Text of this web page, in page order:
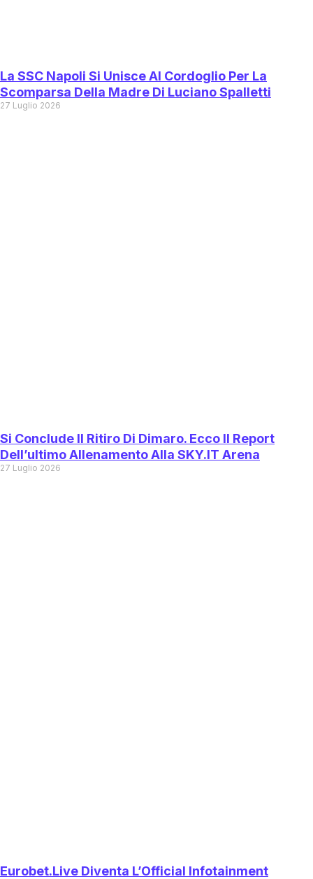
La SSC Napoli Si Unisce Al Cordoglio Per La
Scomparsa Della Madre Di Luciano Spalletti
27 Luglio 2026
Si Conclude Il Ritiro Di Dimaro. Ecco Il Report
Dell’ultimo Allenamento Alla SKY.IT Arena
27 Luglio 2026
Eurobet.live Diventa L’Official Infotainment